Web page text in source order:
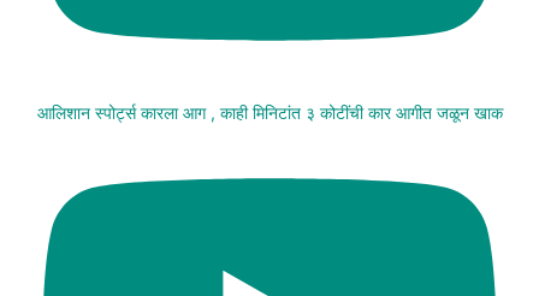
आलिशान स्पोर्ट्स कारला आग , काही मिनिटांत ३ कोटींची कार आगीत जळून खाक